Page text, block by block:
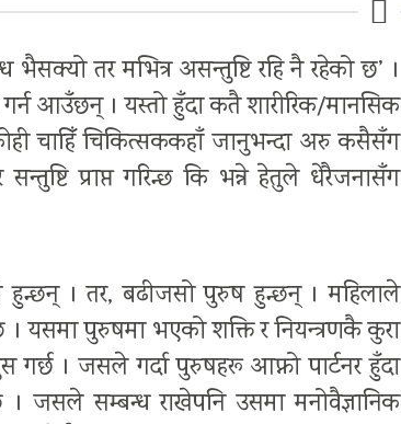
तर मभित्र असन्तुष्टि रहि नै रहेको छ’ ।
आउँछन् । यस्तो हुँदा कतै शारीरिक/मानसिक
चाहिँ चिकित्सककहाँ जानुभन्दा अरु कसैसँग
प्राप्त गरिन्छ कि भन्ने हेतुले धेरैजनासँग
हुन्छन् । तर, बढीजसो पुरुष हुन्छन् । महिलाले
। यसमा पुरुषमा भएको शक्ति र नियन्त्रणकै कुरा
। जसले गर्दा पुरुषहरू आफ्नो पार्टनर हुँदा
जसले सम्बन्ध राखेपनि उसमा मनोवैज्ञानिक